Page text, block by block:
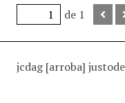
de 1
jcdag [arroba]